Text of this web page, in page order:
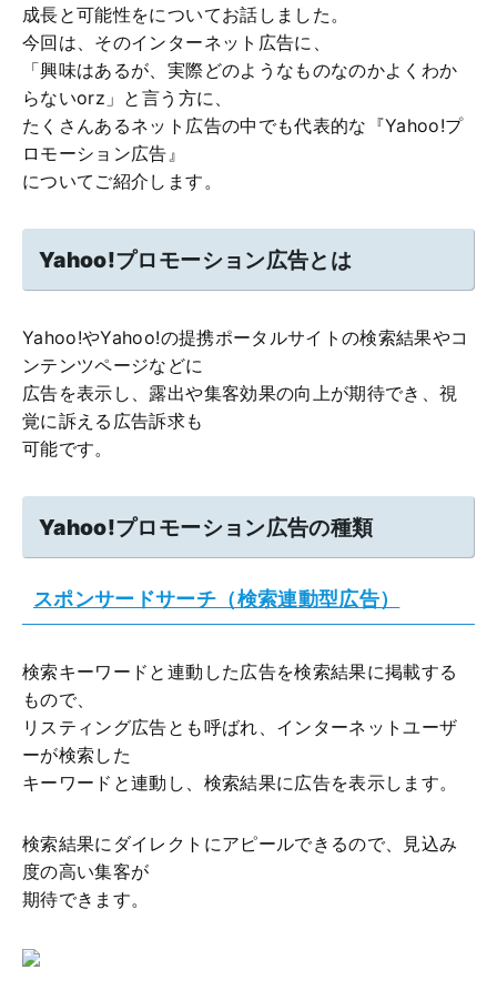
成長と可能性をについてお話しました。
今回は、そのインターネット広告に、
「興味はあるが、実際どのようなものなのかよくわか
らないorz」と言う方に、
たくさんあるネット広告の中でも代表的な『Yahoo!プ
ロモーション広告』
についてご紹介します。
Yahoo!プロモーション広告とは
Yahoo!やYahoo!の提携ポータルサイトの検索結果やコ
ンテンツページなどに
広告を表示し、露出や集客効果の向上が期待でき、視
覚に訴える広告訴求も
可能です。
Yahoo!プロモーション広告の種類
スポンサードサーチ（検索連動型広告）
検索キーワードと連動した広告を検索結果に掲載する
もので、
リスティング広告とも呼ばれ、インターネットユーザ
ーが検索した
キーワードと連動し、検索結果に広告を表示します。
検索結果にダイレクトにアピールできるので、見込み
度の高い集客が
期待できます。